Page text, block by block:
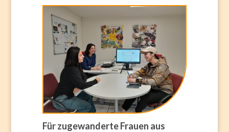
Für zugewanderte Frauen aus